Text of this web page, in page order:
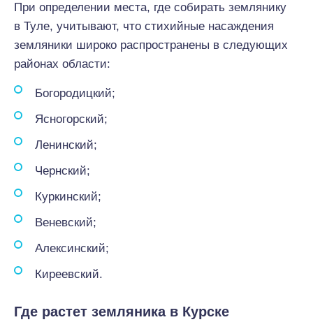
При определении места, где собирать землянику
в Туле, учитывают, что стихийные насаждения
земляники широко распространены в следующих
районах области:
Богородицкий;
Ясногорский;
Ленинский;
Чернский;
Куркинский;
Веневский;
Алексинский;
Киреевский.
Где растет земляника в Курске